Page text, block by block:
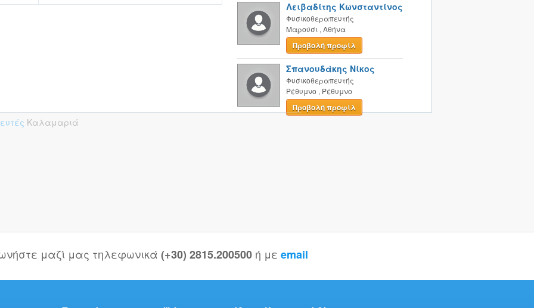
Λειβαδίτης Κωνσταντίνος
Φυσικοθεραπευτής
Μαρούσι , Αθήνα
Προβολή προφίλ
Σπανουδάκης Νίκος
Φυσικοθεραπευτής
Ρέθυμνο , Ρέθυμνο
Προβολή προφίλ
Καλαμαριά
μαζί μας τηλεφωνικά (+30) 2815.200500 ή με email